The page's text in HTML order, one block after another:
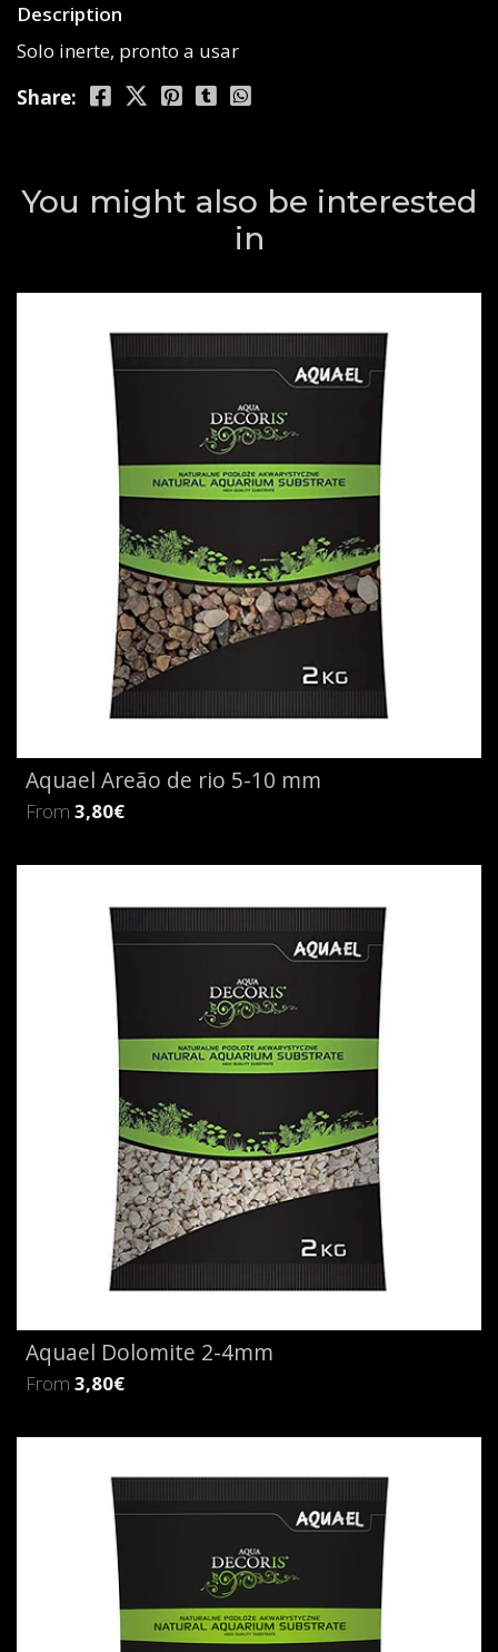
Description
Solo inerte, pronto a usar
Share:
You might also be interested
in
Aquael Areão de rio 5-10 mm
From 3,80€
Aquael Dolomite 2-4mm
From 3,80€